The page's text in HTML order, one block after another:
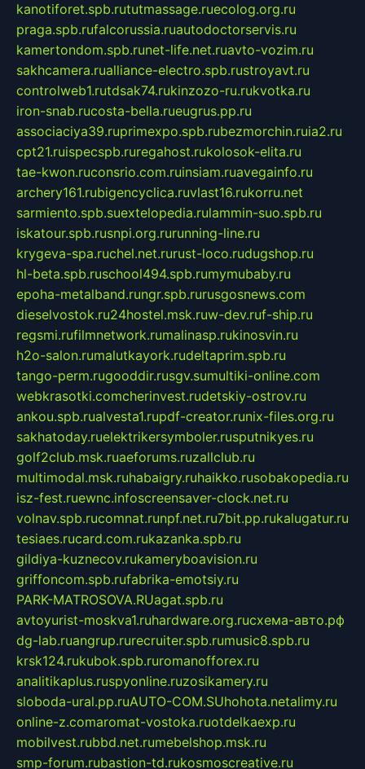
kanotiforet.spb.rututmassage.ruecolog.org.ru
praga.spb.rufalcorussia.ruautodoctorservis.ru
kamertondom.spb.runet-life.net.ruavto-vozim.ru
sakhcamera.rualliance-electro.spb.rustroyavt.ru
controlweb1.rutdsak74.rukinzozo-ru.rukvotka.ru
iron-snab.rucosta-bella.rueugrus.pp.ru
associaciya39.ruprimexpo.spb.rubezmorchin.ruia2.ru
cpt21.ruispecspb.ruregahost.rukolosok-elita.ru
tae-kwon.ruconsrio.com.ruinsiam.ruavegainfo.ru
archery161.rubigencyclica.ruvlast16.rukorru.net
sarmiento.spb.suextelopedia.rulammin-suo.spb.ru
iskatour.spb.rusnpi.org.rurunning-line.ru
krygeva-spa.ruchel.net.rurust-loco.rudugshop.ru
hl-beta.spb.ruschool494.spb.rumymubaby.ru
epoha-metalband.rungr.spb.rurusgosnews.com
dieselvostok.ru24hostel.msk.ruw-dev.ruf-ship.ru
regsmi.rufilmnetwork.rumalinasp.rukinosvin.ru
h2o-salon.rumalutkayork.rudeltaprim.spb.ru
tango-perm.rugooddir.rusgv.sumultiki-online.com
webkrasotki.comcherinvest.rudetskiy-ostrov.ru
ankou.spb.rualvesta1.rupdf-creator.runix-files.org.ru
sakhatoday.ruelektrikersymboler.rusputnikyes.ru
golf2club.msk.ruaeforums.ruzallclub.ru
multimodal.msk.ruhabaigry.ruhaikko.rusobakopedia.ru
isz-fest.ruewnc.infoscreensaver-clock.net.ru
volnav.spb.rucomnat.runpf.net.ru7bit.pp.rukalugatur.ru
tesiaes.rucard.com.rukazanka.spb.ru
gildiya-kuznecov.rukameryboavision.ru
griffoncom.spb.rufabrika-emotsiy.ru
PARK-MATROSOVA.RUagat.spb.ru
avtoyurist-moskva1.ruhardware.org.ruсхема-авто.рф
dg-lab.ruangrup.rurecruiter.spb.rumusic8.spb.ru
krsk124.rukubok.spb.ruromanofforex.ru
analitikaplus.ruspyonline.ruzosikamery.ru
sloboda-ural.pp.ruAUTO-COM.SUhohota.netalimy.ru
online-z.comaromat-vostoka.ruotdelkaexp.ru
mobilvest.rubbd.net.rumebelshop.msk.ru
smp-forum.rubastion-td.rukosmoscreative.ru